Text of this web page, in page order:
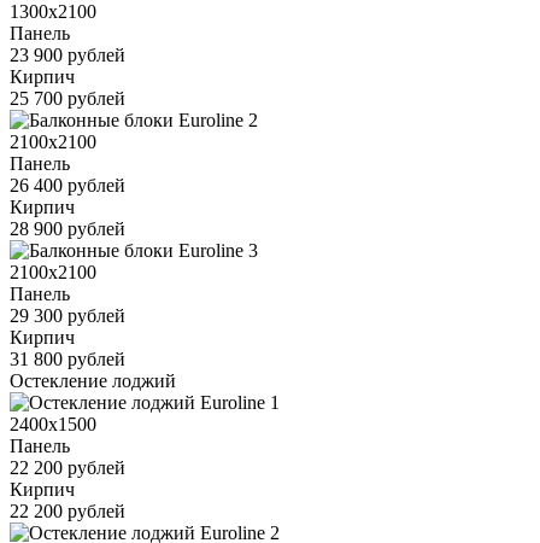
1300x2100
Панель
23 900 рублей
Кирпич
25 700 рублей
2100x2100
Панель
26 400 рублей
Кирпич
28 900 рублей
2100x2100
Панель
29 300 рублей
Кирпич
31 800 рублей
Остекление лоджий
2400x1500
Панель
22 200 рублей
Кирпич
22 200 рублей